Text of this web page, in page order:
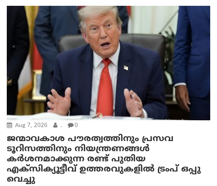
Aug 7, 2026 . 0
ജന്മാവകാശ പൗരത്വത്തിനും പ്രസവ
ടൂറിസത്തിനും നിയന്ത്രണങ്ങൾ
കർശനമാക്കുന്ന രണ്ട് പുതിയ
എക്സിക്യൂട്ടീവ് ഉത്തരവുകളിൽ ട്രംപ് ഒപ്പു
വെച്ചു